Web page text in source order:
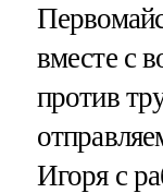
вместе с
против
Игоря с